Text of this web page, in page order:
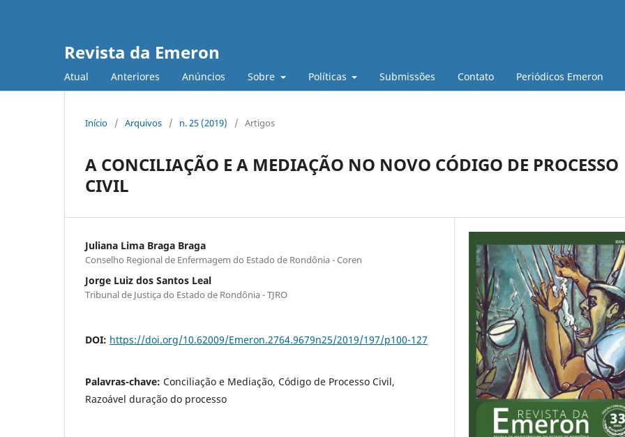
Revista da Emeron
Atual Anteriores Anúncios Sobre Políticas Submissões Contato Periódicos Emeron
Início / Arquivos / n. 25 (2019) / Artigos
A CONCILIAÇÃO E A MEDIAÇÃO NO NOVO CÓDIGO DE PROCESSO
CIVIL
Juliana Lima Braga Braga
Conselho Regional de Enfermagem do Estado de Rondônia - Coren
Jorge Luiz dos Santos Leal
Tribunal de Justiça do Estado de Rondônia - TJRO
DOI: https://doi.org/10.62009/Emeron.2764.9679n25/2019/197/p100-127
Palavras-chave: Conciliação e Mediação, Código de Processo Civil,
Razoável duração do processo